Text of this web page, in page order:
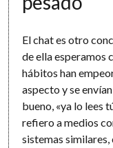
El chat es otro
de ella esperamos
hábitos han
aspecto y se
bueno, «ya lo lees
refiero a medios
sistemas